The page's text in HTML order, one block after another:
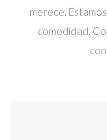
merece.
comodidad.